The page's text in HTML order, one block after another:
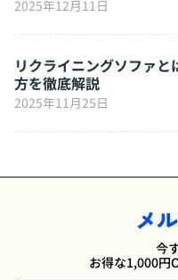
2025年12月11日
リクライニングソファ
方を徹底解説
2025年11月25日
メ
今
お得な1,000円